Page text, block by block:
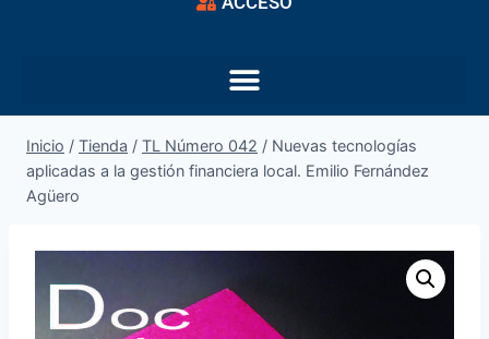
Inicio / Tienda / TL Número 042 / Nuevas tecnologías
aplicadas a la gestión financiera local. Emilio Fernández
Agüero